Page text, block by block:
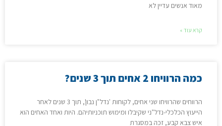
מאוד אנשים עדיין לא
קרא עוד »
כמה הרוויחו 2 אחים תוך 3 שנים?
הרווחים שהרוויחו שני אחים, לקוחות 'נדל"ן נבון', תוך 3 שנים לאחר
הייעוץ הכלכלי-נדל"ני שקיבלו ומימוש תוכניותיהם. היות ואחד האחים הוא
איש צבא קבע, זכה במסגרת